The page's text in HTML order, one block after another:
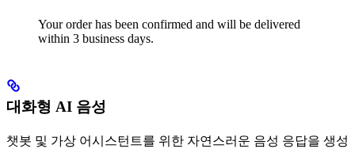
Your order has been confirmed and will be delivered
within 3 business days.
대화형 AI 음성
챗봇 및 가상 어시스턴트를 위한 자연스러운 음성 응답을 생성